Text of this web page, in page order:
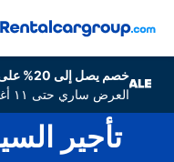
خصم يصل إلى 20% على تأجير السيارات في جميع أنحاء العالم
العرض ساري حتى ١١ أغسطس ٢٠٢٦ - استفد منه اليوم!
تأجير